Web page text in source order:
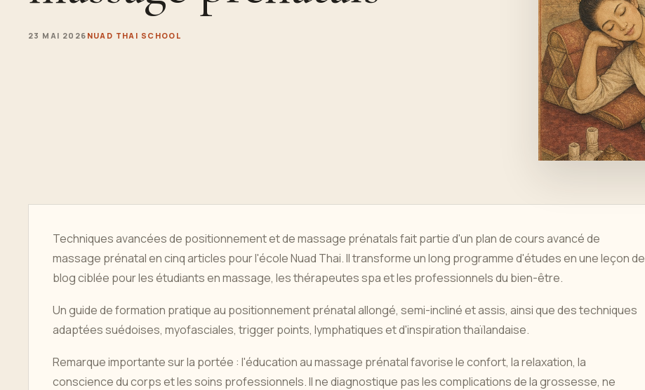
23 MAI 2026 NUAD THAI SCHOOL
Techniques avancées de positionnement et de massage prénatals fait partie d'un plan de cours avancé de
massage prénatal en cinq articles pour l'école Nuad Thai. Il transforme un long programme d'études en une leçon de
blog ciblée pour les étudiants en massage, les thérapeutes spa et les professionnels du bien-être.
Un guide de formation pratique au positionnement prénatal allongé, semi-incliné et assis, ainsi que des techniques
adaptées suédoises, myofasciales, trigger points, lymphatiques et d'inspiration thaïlandaise.
Remarque importante sur la portée : l'éducation au massage prénatal favorise le confort, la relaxation, la
conscience du corps et les soins professionnels. Il ne diagnostique pas les complications de la grossesse, ne